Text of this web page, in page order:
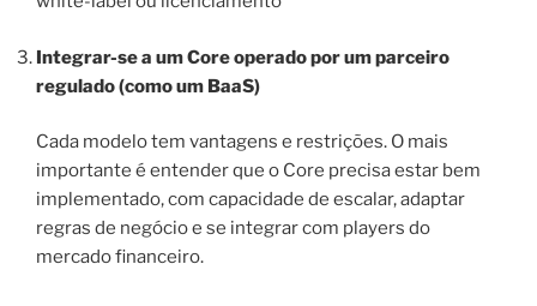
Integrar-se a um Core operado por um parceiro
regulado (como um BaaS)
Cada modelo tem vantagens e restrições. O mais
importante é entender que o Core precisa estar bem
implementado, com capacidade de escalar, adaptar
regras de negócio e se integrar com players do
mercado financeiro.